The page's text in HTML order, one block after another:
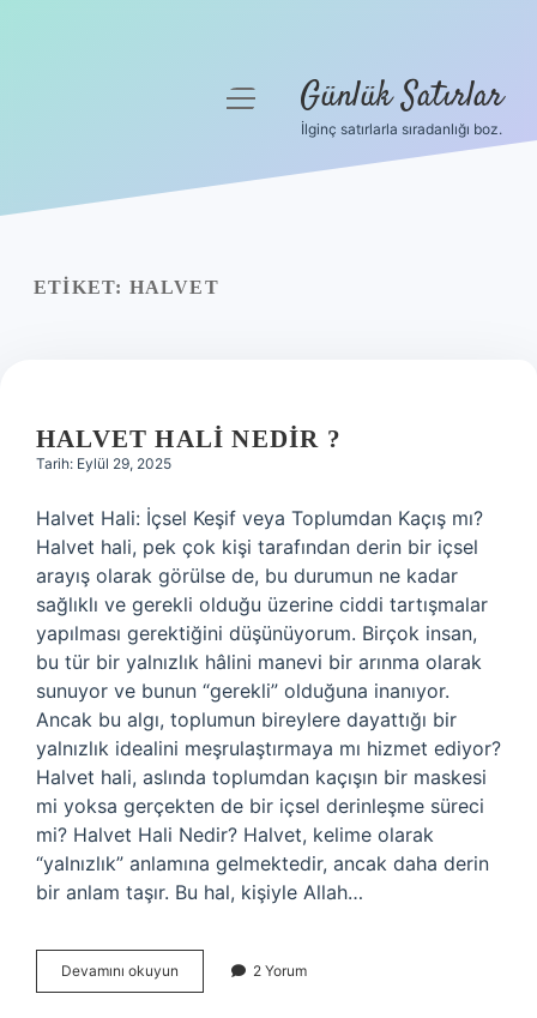
Yasal Uyarı
menüyü Günlük Satırlar
İlginç satırlarla sıradanlığı boz.
ETIKET: HALVET
HALVET HALI NEDIR ?
Tarih: Eylül 29, 2025
Halvet Hali: İçsel Keşif veya Toplumdan Kaçış mı?
Halvet hali, pek çok kişi tarafından derin bir içsel
arayış olarak görülse de, bu durumun ne kadar
sağlıklı ve gerekli olduğu üzerine ciddi tartışmalar
yapılması gerektiğini düşünüyorum. Birçok insan,
bu tür bir yalnızlık hâlini manevi bir arınma olarak
sunuyor ve bunun “gerekli” olduğuna inanıyor.
Ancak bu algı, toplumun bireylere dayattığı bir
yalnızlık idealini meşrulaştırmaya mı hizmet ediyor?
Halvet hali, aslında toplumdan kaçışın bir maskesi
mi yoksa gerçekten de bir içsel derinleşme süreci
mi? Halvet Hali Nedir? Halvet, kelime olarak
“yalnızlık” anlamına gelmektedir, ancak daha derin
bir anlam taşır. Bu hal, kişiyle Allah…
Devamını okuyun
hali
2 Yorum